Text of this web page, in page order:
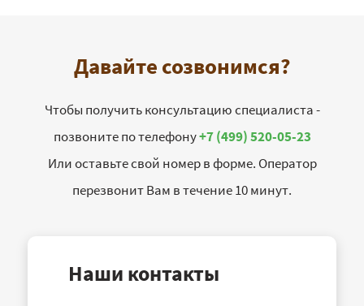
Давайте созвонимся?
Чтобы получить консультацию специалиста -
позвоните по телефону+7 (499) 520-05-23
Или оставьте свой номер в форме. Оператор
перезвонит Вам в течение 10 минут.
Наши контакты